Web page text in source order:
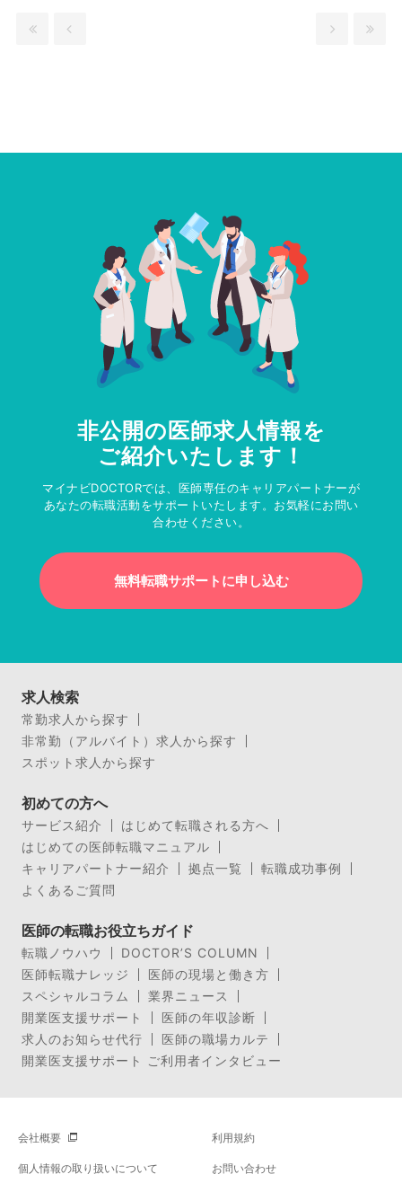
非公開の医師求人情報を
ご紹介いたします！
マイナビDOCTORでは、医師専任のキャリアパートナーが
あなたの転職活動をサポートいたします。お気軽にお問い
合わせください。
無料転職サポートに申し込む
求人検索
常勤求人から探す
非常勤（アルバイト）求人から探す
スポット求人から探す
初めての方へ
サービス紹介
はじめて転職される方へ
はじめての医師転職マニュアル
キャリアパートナー紹介
拠点一覧
転職成功事例
よくあるご質問
医師の転職お役立ちガイド
転職ノウハウ
DOCTOR’S COLUMN
医師転職ナレッジ
医師の現場と働き方
スペシャルコラム
業界ニュース
開業医支援サポート
医師の年収診断
求人のお知らせ代行
医師の職場カルテ
開業医支援サポート ご利用者インタビュー
会社概要 利用規約
個人情報の取り扱いについて お問い合わせ